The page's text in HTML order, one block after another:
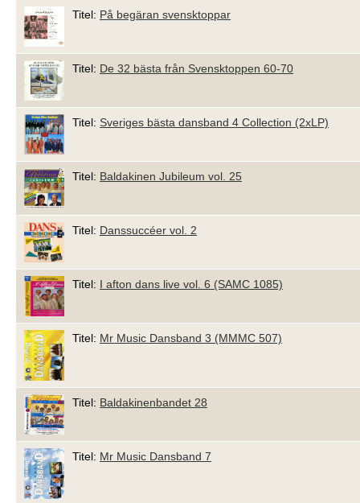
Titel: På begäran svensktoppar
Titel: De 32 bästa från Svensktoppen 60-70
Titel: Sveriges bästa dansband 4 Collection (2xLP)
Titel: Baldakinen Jubileum vol. 25
Titel: Danssuccéer vol. 2
Titel: I afton dans live vol. 6 (SAMC 1085)
Titel: Mr Music Dansband 3 (MMMC 507)
Titel: Baldakinenbandet 28
Titel: Mr Music Dansband 7